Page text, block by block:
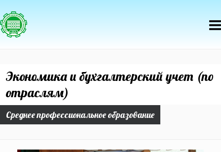
Экономика и бухгалтерский учет (по
отраслям)
Среднее профессиональное образование